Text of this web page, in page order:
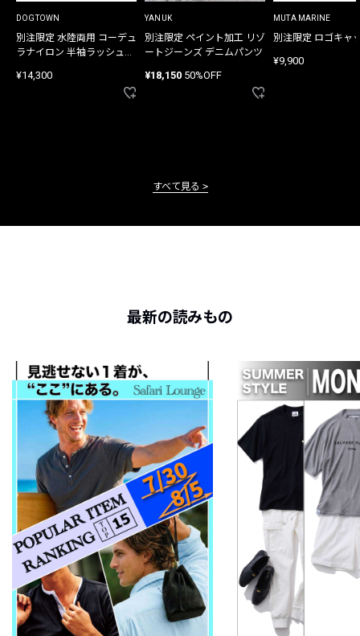
DOGTOWN
別注限定 水陸両用 コーデュ
ラナイロン 半袖ラッシュガ
¥14,300
YANUK
別注限定 ペイント加工 リゾ
ートジーンズ デニムパンツ
¥18,150 50%OFF
MUTA MARINE
別注限定 ロゴキャ
¥9,900
すべて見る
最新の読みもの